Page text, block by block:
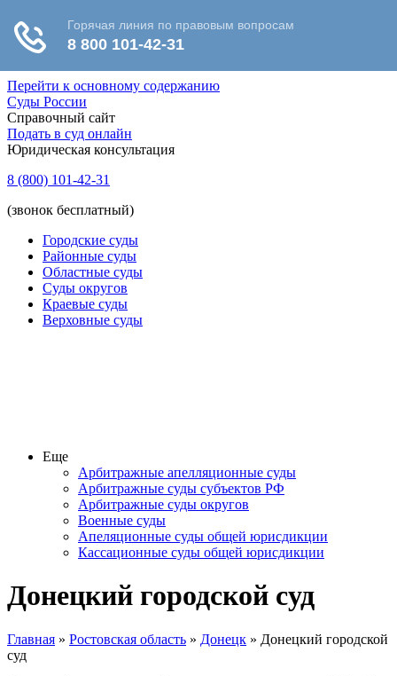
Перейти к основному содержанию
Суды России
Справочный сайт
Подать в суд онлайн
Юридическая консультация
8 (800) 101-42-31
(звонок бесплатный)
Городские суды
Районные суды
Областные суды
Суды округов
Краевые суды
Верховные суды
Еще
Арбитражные апелляционные суды
Арбитражные суды субъектов РФ
Арбитражные суды округов
Военные суды
Апеляционные суды общей юрисдикции
Кассационные суды общей юрисдикции
Донецкий городской суд
Главная » Ростовская область » Донецк » Донецкий городской
суд